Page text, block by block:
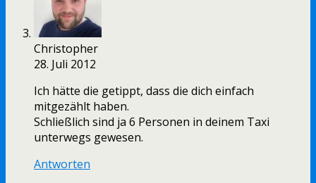
Christopher
28. Juli 2012
Ich hätte die getippt, dass die dich einfach
mitgezählt haben.
Schließlich sind ja 6 Personen in deinem Taxi
unterwegs gewesen.
Antworten